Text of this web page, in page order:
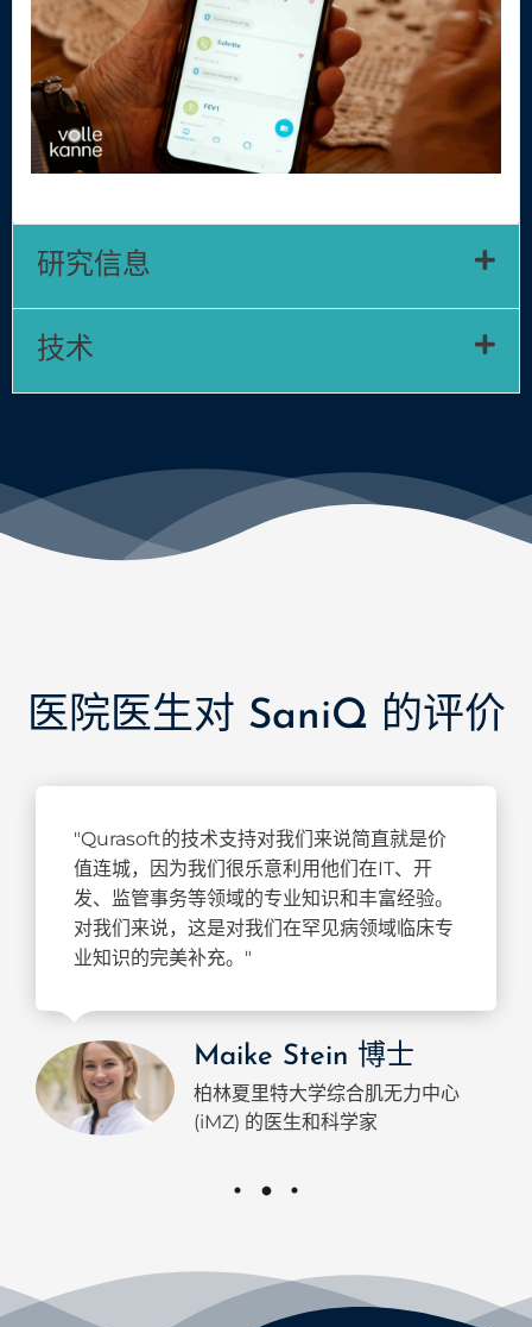
研究信息
技术
医院医生对 SaniQ 的评价
"Qurasoft的技术支持对我们来说简直就是价
值连城，因为我们很乐意利用他们在IT、开
发、监管事务等领域的专业知识和丰富经验。
对我们来说，这是对我们在罕见病领域临床专
业知识的完美补充。"
Maike Stein 博士
柏林夏里特大学综合肌无力中心
(iMZ) 的医生和科学家